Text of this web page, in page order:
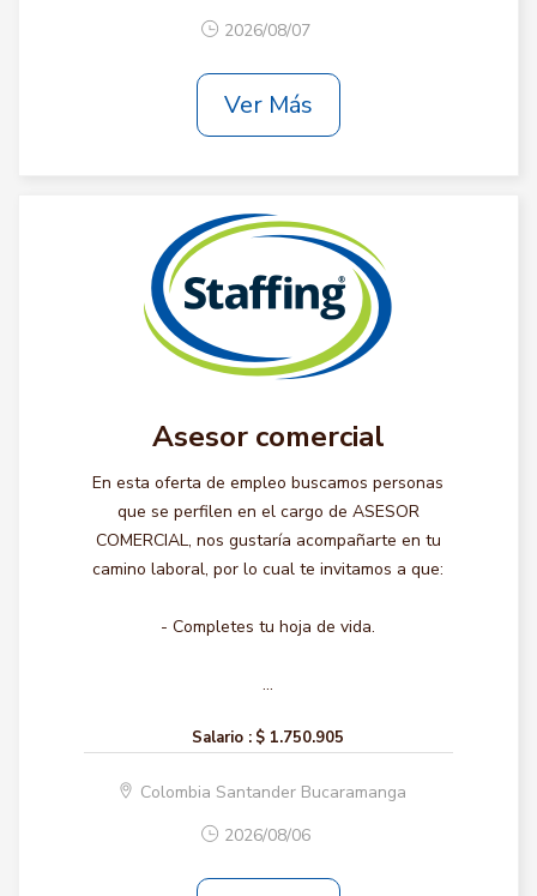
2026/08/07
Ver Más
Asesor comercial
En esta oferta de empleo buscamos personas
que se perfilen en el cargo de ASESOR
COMERCIAL, nos gustaría acompañarte en tu
camino laboral, por lo cual te invitamos a que:
- Completes tu hoja de vida.
...
Salario : $ 1.750.905
Colombia Santander Bucaramanga
2026/08/06